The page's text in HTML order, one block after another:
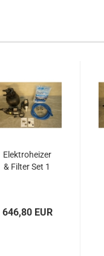
Elektroheizer
& Filter Set 1
646,80 EUR